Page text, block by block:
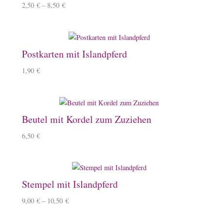
2,50 € – 8,50 €
Postkarten mit Islandpferd
1,90 €
Beutel mit Kordel zum Zuziehen
6,50 €
Stempel mit Islandpferd
9,00 € – 10,50 €